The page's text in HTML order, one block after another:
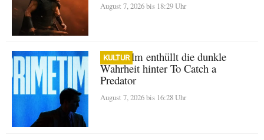
August 7, 2026 bis 18:29 Uhr
KULTUR
A24-Film enthüllt die dunkle
Wahrheit hinter To Catch a
Predator
August 7, 2026 bis 16:28 Uhr